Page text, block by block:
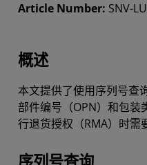
Article Number: SNV-
概述
本文提供了使用序列号查
部件编号（OPN）和包装
行退货授权（RMA）时需